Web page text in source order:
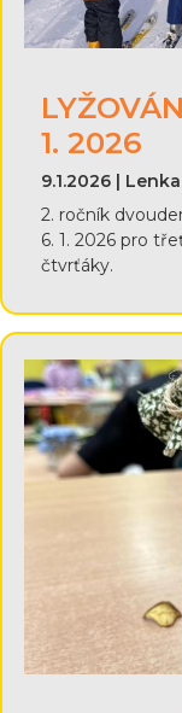
1. 2026
9.1.2026 |
2. ročník
6. 1. 2026 pro
čtvrťáky.